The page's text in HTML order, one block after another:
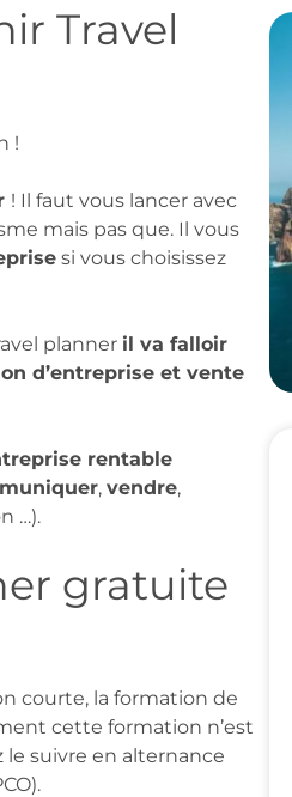
Travel
!
! Il faut vous lancer avec
mais pas que. Il vous
si vous choisissez
planner il va falloir
d’entreprise et vente
rentable
, vendre,
…).
gratuite
courte, la formation de
cette formation n’est
suivre en alternance